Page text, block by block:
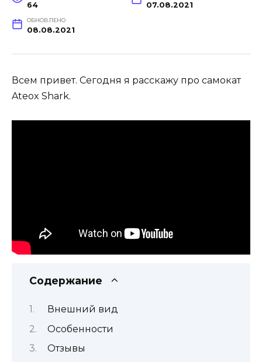
64 07.08.2021
ОБНОВЛЕНО
08.08.2021
Всем привет. Сегодня я расскажу про самокат
Ateox Shark.
Содержание
Внешний вид
Особенности
Отзывы